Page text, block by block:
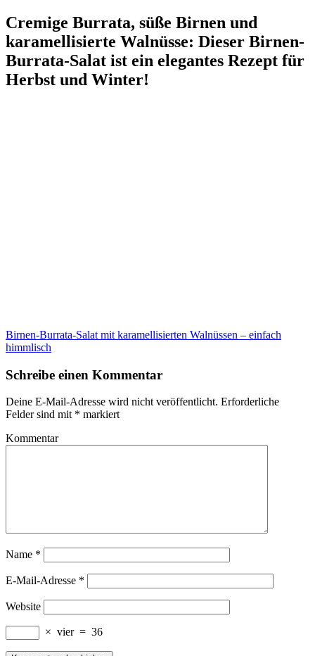
Cremige Burrata, süße Birnen und
karamellisierte Walnüsse: Dieser Birnen-
Burrata-Salat ist ein elegantes Rezept für
Herbst und Winter!
Birnen-Burrata-Salat mit karamellisierten Walnüssen – einfach
himmlisch
Schreibe einen Kommentar
Deine E-Mail-Adresse wird nicht veröffentlicht. Erforderliche
Felder sind mit * markiert
Kommentar
Name *
E-Mail-Adresse *
Website
× vier = 36